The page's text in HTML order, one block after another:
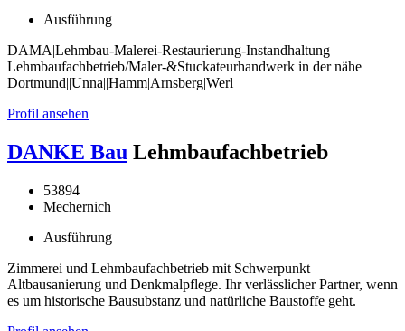
Ausführung
DAMA|Lehmbau-Malerei-Restaurierung-Instandhaltung
Lehmbaufachbetrieb/Maler-&Stuckateurhandwerk in der nähe
Dortmund||Unna||Hamm|Arnsberg|Werl
Profil ansehen
DANKE Bau Lehmbaufachbetrieb
53894
Mechernich
Ausführung
Zimmerei und Lehmbaufachbetrieb mit Schwerpunkt
Altbausanierung und Denkmalpflege. Ihr verlässlicher Partner, wenn
es um historische Bausubstanz und natürliche Baustoffe geht.